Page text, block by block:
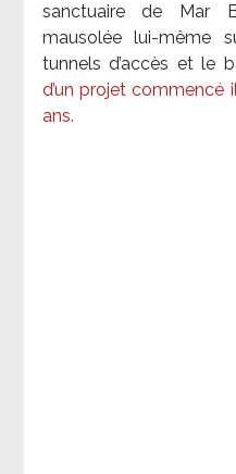
sanctuaire de Mar
mausolée lui-même
tunnels d’accès et le
d’un projet
ans.